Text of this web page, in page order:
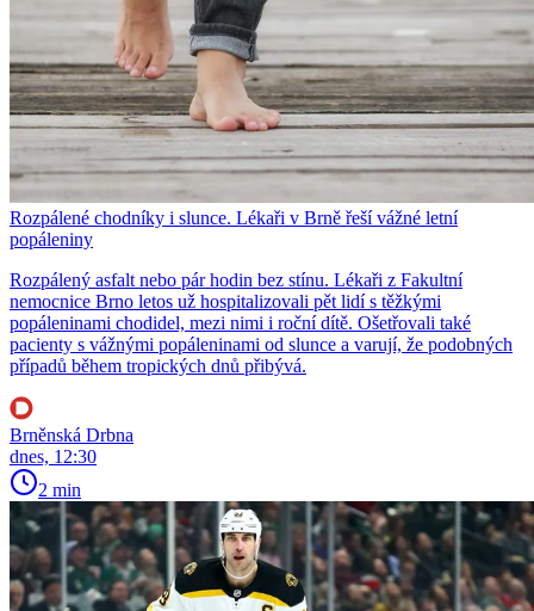
Rozpálené chodníky i slunce. Lékaři v Brně řeší vážné letní
popáleniny
Rozpálený asfalt nebo pár hodin bez stínu. Lékaři z Fakultní
nemocnice Brno letos už hospitalizovali pět lidí s těžkými
popáleninami chodidel, mezi nimi i roční dítě. Ošetřovali také
pacienty s vážnými popáleninami od slunce a varují, že podobných
případů během tropických dnů přibývá.
Brněnská Drbna
dnes, 12:30
2 min